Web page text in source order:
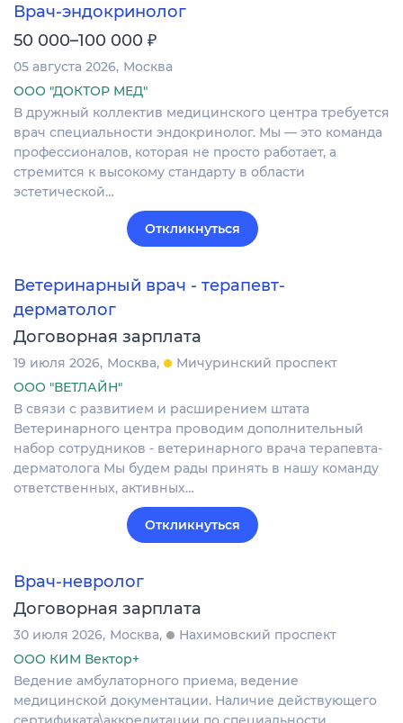
Врач-эндокринолог
50 000–100 000 ₽
05 августа 2026 Москва
ООО "ДОКТОР МЕД"
В дружный коллектив медицинского центра требуется
врач специальности эндокринолог. Мы — это команда
профессионалов, которая не просто работает, а
стремится к высокому стандарту в области
эстетической…
Откликнуться
Ветеринарный врач - терапевт-
дерматолог
Договорная зарплата
19 июля 2026 Москва
Мичуринский проспект
ООО "ВЕТЛАЙН"
В связи с развитием и расширением штата
Ветеринарного центра проводим дополнительный
набор сотрудников - ветеринарного врача терапевта-
дерматолога Мы будем рады принять в нашу команду
ответственных, активных…
Откликнуться
Врач-невролог
Договорная зарплата
30 июля 2026 Москва
Нахимовский проспект
ООО КИМ Вектор+
Ведение амбулаторного приема, ведение
медицинской документации. Наличие действующего